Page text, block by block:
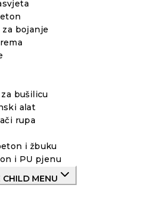
bojanje
bušilicu
alat
rupa
i žbuku
i PU pjenu
CHILD MENU